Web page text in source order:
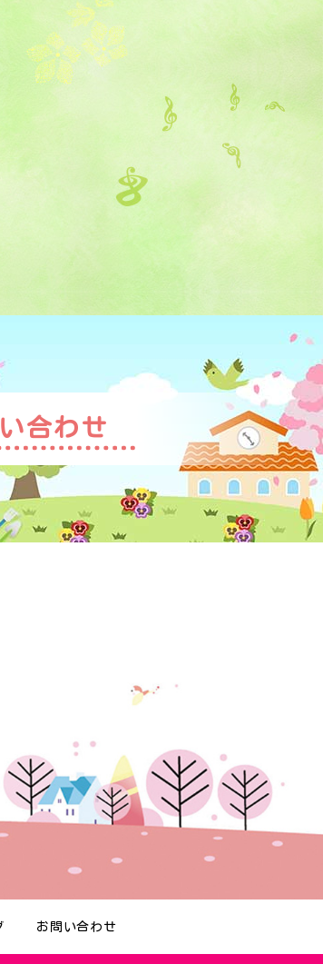
合わせ
お問い合わせ